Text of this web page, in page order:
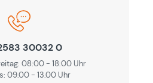
30032 0
08:00 - 18:00 Uhr
09.00 - 13.00 Uhr